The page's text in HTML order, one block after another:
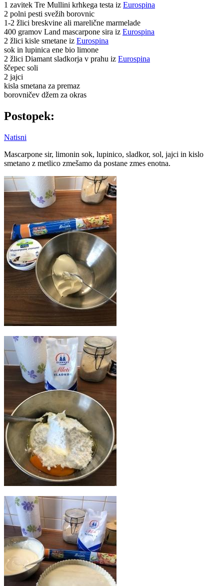
1 zavitek Tre Mullini krhkega testa iz Eurospina
2 polni pesti svežih borovnic
1-2 žlici breskvine ali marelične marmelade
400 gramov Land mascarpone sira iz Eurospina
2 žlici kisle smetane iz Eurospina
sok in lupinica ene bio limone
2 žlici Diamant sladkorja v prahu iz Eurospina
ščepec soli
2 jajci
kisla smetana za premaz
borovničev džem za okras
Postopek:
Natisni
Mascarpone sir, limonin sok, lupinico, sladkor, sol, jajci in kislo
smetano z metlico zmešamo da postane zmes enotna.